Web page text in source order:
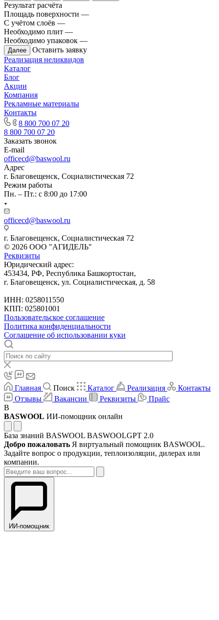
Результат расчёта
Площадь поверхности —
С учётом слоёв —
Необходимо плит —
Необходимо упаковок —
Далее
Оставить заявку
Реализация неликвидов
Каталог
Блог
Акции
Компания
Рекламные материалы
Контакты
8 800 700 07 20
8 800 700 07 20
Заказать звонок
E-mail
officecd@baswool.ru
Адрес
г. Благовещенск, Социалистическая 72
Режим работы
Пн. – Пт.: с 8:00 до 17:00
officecd@baswool.ru
г. Благовещенск, Социалистическая 72
© 2026 ООО "АГИДЕЛЬ"
Реквизиты
Юридический адрес:
453434, РФ, Республика Башкортостан,
г. Благовещенск, ул. Социалистическая, д. 58
ИНН: 0258011550
КПП: 025801001
Пользовательское соглашение
Политика конфиденциальности
Соглашение об использовании куки
Главная Поиск Каталог Реализация
Контакты
Отзывы
Вакансии Реквизиты
Прайс
B
BASWOOL ИИ-помощник онлайн
База знаний BASWOOL BASWOOLGPT 2.0
Добро пожаловать Я виртуальный помощник BASWOOL.
Задайте вопрос о продукции, теплоизоляции, дилерах или
компании.
ИИ-помощник